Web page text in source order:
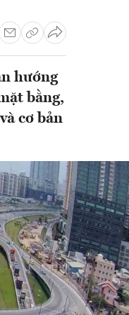
hướng
bằng,
cơ bản